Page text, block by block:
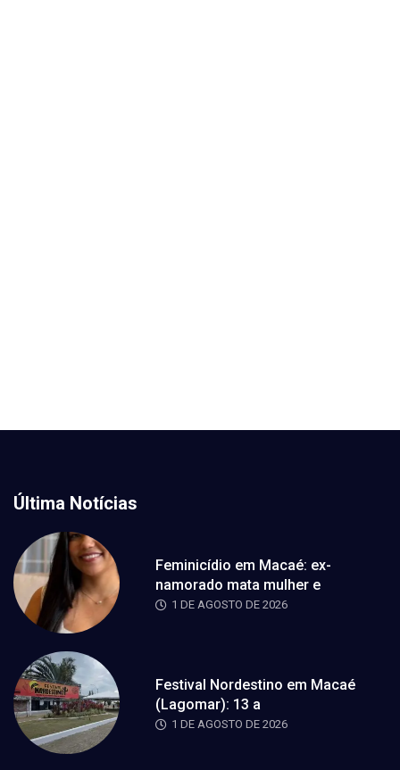
Última Notícias
Feminicídio em Macaé: ex-
namorado mata mulher e
1 DE AGOSTO DE 2026
Festival Nordestino em Macaé
(Lagomar): 13 a
1 DE AGOSTO DE 2026